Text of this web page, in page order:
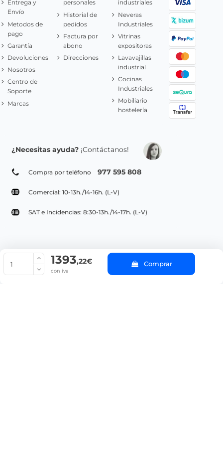
1393,22€
con iva
Comprar
Entrega y
Envío
Metodos de
pago
Garantía
Devoluciones
Nosotros
Centro de
Soporte
Marcas
personales
Historial de
pedidos
Factura por
abono
Direcciones
industriales
Neveras
Industriales
Vitrinas
expositoras
Lavavajillas
industrial
Cocinas
Industriales
Mobiliario
hostelería
¿Necesitas ayuda? ¡Contáctanos!
Compra por teléfono 977 595 808
Comercial: 10-13h./14-16h. (L-V)
SAT e Incidencias: 8:30-13h./14-17h. (L-V)
© Copyright 2022 PepeBar.com |
Aviso legal y
Condiciones generales de compra |